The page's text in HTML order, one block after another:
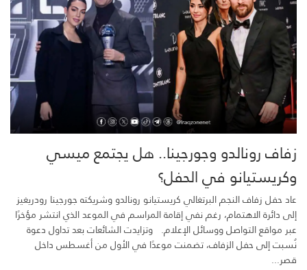
زفاف رونالدو وجورجينا.. هل يجتمع ميسي
وكريستيانو في الحفل؟
عاد حفل زفاف النجم البرتغالي كريستيانو رونالدو وشريكته جورجينا رودريغيز
إلى دائرة الاهتمام، رغم نفي إقامة المراسم في الموعد الذي انتشر مؤخرًا
عبر مواقع التواصل ووسائل الإعلام. وتزايدت الشائعات بعد تداول دعوة
نُسبت إلى حفل الزفاف، تضمنت موعدًا في الأول من أغسطس داخل
قصر...